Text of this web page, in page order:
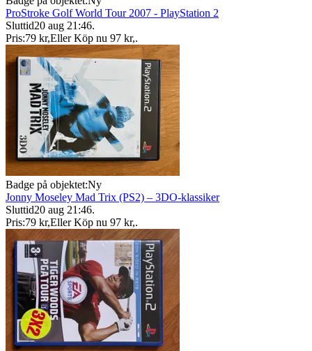
ProStroke Golf World Tour 2007 - PlayStation 2
Sluttid20 aug 21:46.
Pris:79 kr,Eller Köp nu 97 kr,.
Badge på objektet:Ny
Jonny Moseley Mad Trix (PS2) – 3DO-klassiker
Sluttid20 aug 21:46.
Pris:79 kr,Eller Köp nu 97 kr,.